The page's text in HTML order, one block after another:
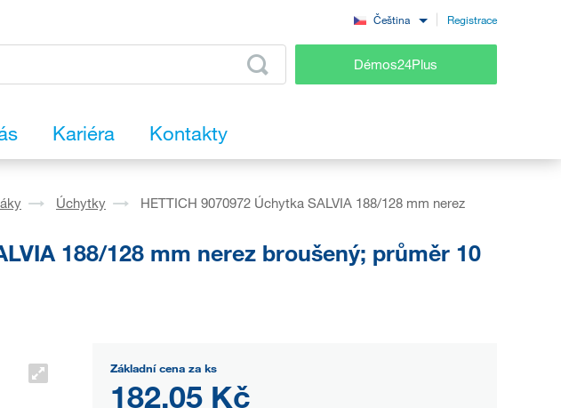
Čeština Registrace
Démos24Plus
Kariéra Kontakty
Úchytky
HETTICH 9070972 Úchytka SALVIA 188/128 mm nerez
188/128 mm nerez broušený; průměr 10
Základní cena za ks
182,05 Kč